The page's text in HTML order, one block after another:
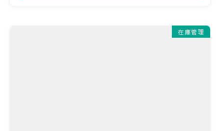
在庫管理